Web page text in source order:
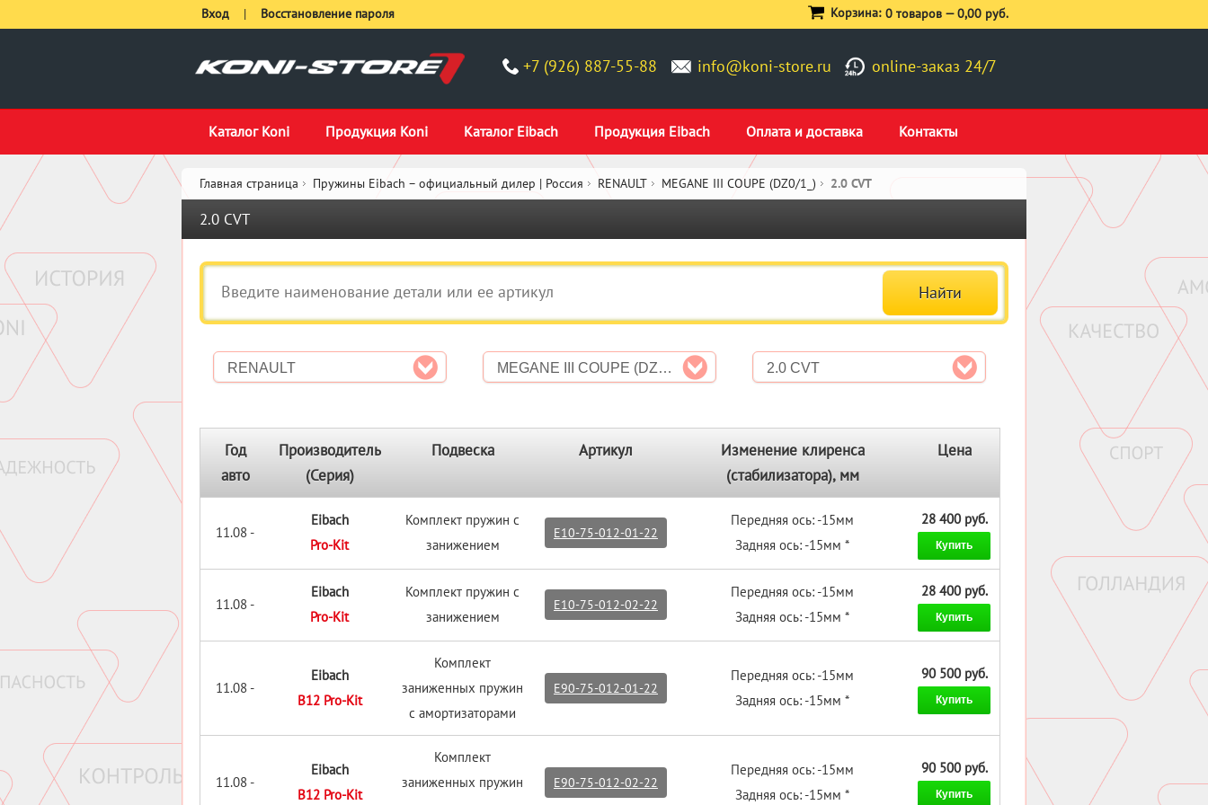
+7 (926) 887-55-88 info@koni-store.ru online-заказ 24/7
Каталог Koni Продукция Koni Каталог Eibach Продукция Eibach Оплата и доставка Контакты
Вход | Восстановление пароля Корзина: 0 товаров —0,00 руб.
Главная страница Пружины Eibach – официальный дилер | Россия RENAULT MEGANE III COUPE (DZ0/1_) 2.0 CVT
2.0 CVT
RENAULT MEGANE III COUPE (DZ0/1_) 2.0 CVT
Год
авто
Производитель
(Серия)
Подвеска Артикул
Изменение клиренса
(стабилизатора), мм
Цена
11.08 -
Eibach
Pro-Kit
Комплект пружин с
занижением
E10-75-012-01-22
Передняя ось: -15мм
Задняя ось: -15мм *
28 400 руб.
Купить
11.08 -
Eibach
Pro-Kit
Комплект пружин с
занижением
E10-75-012-02-22
Передняя ось: -15мм
Задняя ось: -15мм *
28 400 руб.
Купить
11.08 -
Eibach
B12 Pro-Kit
Комплект
заниженных пружин
с амортизаторами
E90-75-012-01-22
Передняя ось: -15мм
Задняя ось: -15мм *
90 500 руб.
Купить
11.08 -
Eibach
B12 Pro-Kit
Комплект
заниженных пружин
E90-75-012-02-22
Передняя ось: -15мм
Задняя ось: -15мм *
90 500 руб.
Купить